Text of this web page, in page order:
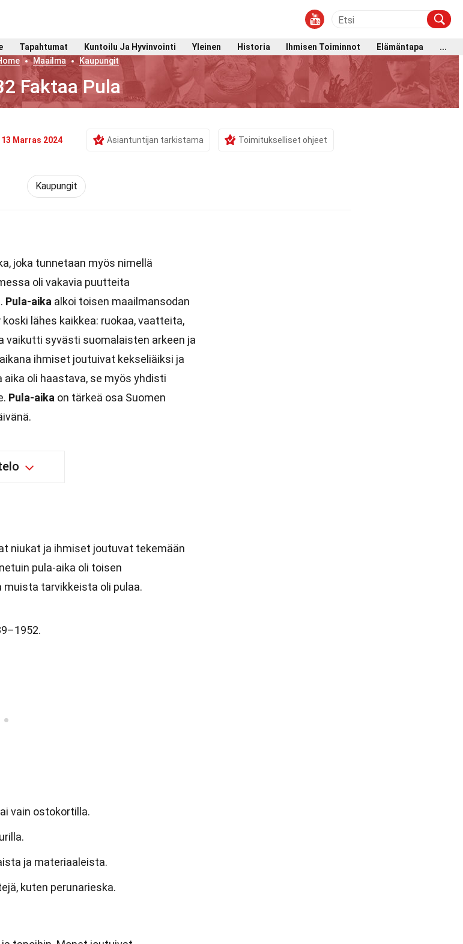
Tapahtumat Kuntoilu Ja Hyvinvointi Yleinen Historia Ihmisen Toiminnot Elämäntapa
...
Maailma Kaupungit
Faktaa Pula
13 Marras 2024 Asiantuntijan tarkistama Toimitukselliset ohjeet
Kaupungit
joka tunnetaan myös nimellä
oli vakavia puutteita
Pula-aika alkoi toisen maailmansodan
koski lähes kaikkea: ruokaa, vaatteita,
vaikutti syvästi suomalaisten arkeen ja
aikana ihmiset joutuivat kekseliäiksi ja
oli haastava, se myös yhdisti
Pula-aika on tärkeä osa Suomen
niukat ja ihmiset joutuvat tekemään
pula-aika oli toisen
muista tarvikkeista oli pulaa.
vain ostokortilla.
ja materiaaleista.
kuten perunarieska.